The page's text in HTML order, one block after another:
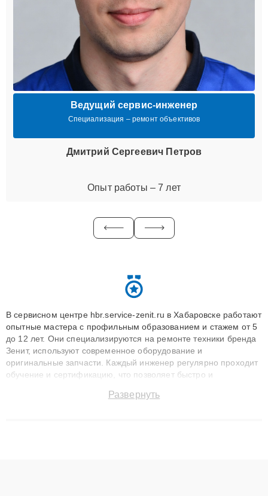
Ведущий сервис-инженер
Специализация – ремонт объективов
Дмитрий Сергеевич Петров
Опыт работы – 7 лет
В сервисном центре hbr.service-zenit.ru в Хабаровске работают
опытные мастера с профильным образованием и стажем от 5
до 12 лет. Они специализируются на ремонте техники бренда
Зенит, используют современное оборудование и
оригинальные запчасти. Каждый инженер регулярно проходит
обучение и сертификацию, что позволяет быстро и
сохранением гарантии до 3 лет. Наши мастера решают
Развернуть